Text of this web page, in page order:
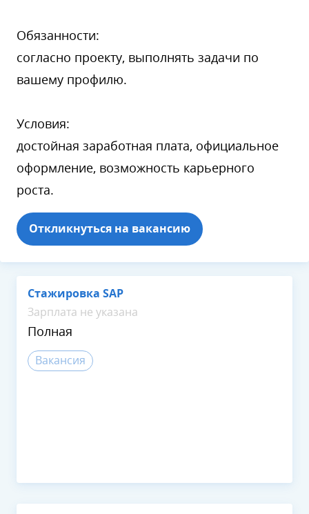
Обязанности:
согласно проекту, выполнять задачи по
вашему профилю.
Условия:
достойная заработная плата, официальное
оформление, возможность карьерного
роста.
Откликнуться на вакансию
Стажировка SAP
Зарплата не указана
Полная
Вакансия